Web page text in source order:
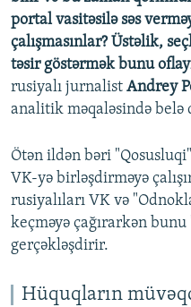
portal vasitəsilə səs
çalışmasınlar? Üstəlik,
təsir göstərmək bunu
rusiyalı jurnalist Andrey
analitik məqaləsində belə
Ötən ildən bəri
VK-yə birləşdirməyə
rusiyalıları VK və
keçməyə çağırarkən
gerçəkləşdirir.
Hüquqların